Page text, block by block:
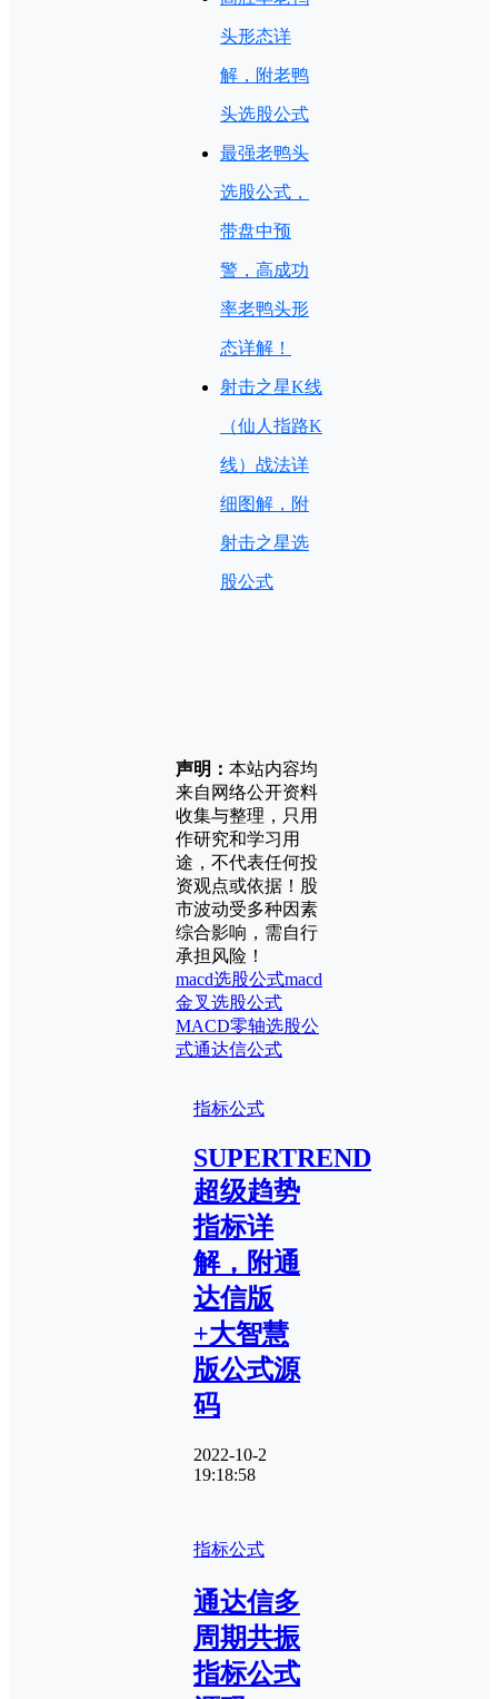
头形态详
解，附老鸭
头选股公式
最强老鸭头
选股公式，
带盘中预
警，高成功
率老鸭头形
态详解！
射击之星K线
（仙人指路K
线）战法详
细图解，附
射击之星选
股公式
声明： 本站内容均
来自网络公开资料
收集与整理，只用
作研究和学习用
途，不代表任何投
资观点或依据！股
市波动受多种因素
综合影响，需自行
承担风险！
macd选股公式macd
金叉选股公式
MACD零轴选股公
式通达信公式
指标公式
SUPERTREND
超级趋势
指标详
解，附通
达信版
+大智慧
版公式源
码
2022-10-2
19:18:58
指标公式
通达信多
周期共振
指标公式